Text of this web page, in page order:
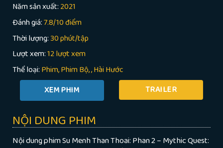
Năm sản xuất: 2021
Đánh giá:7.8/10 điểm
Thời lượng:30 phút/tập
Lượt xem:12 lượt xem
Thể loại: Phim Phim Bộ ,Hài Hước
TRAILER
NỘI DUNG PHIM
Nội dung phim Su Menh Than Thoai: Phan 2 – Mythic Quest: